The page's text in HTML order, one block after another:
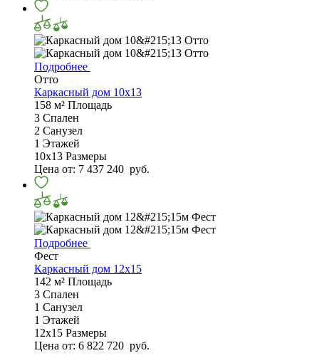
Подробнее
Отто
Каркасный дом 10х13
158 м² Площадь
3 Спален
2 Санузел
1 Этажей
10х13 Размеры
Цена от: 7 437 240 руб.
Подробнее
Фест
Каркасный дом 12х15
142 м² Площадь
3 Спален
1 Санузел
1 Этажей
12х15 Размеры
Цена от: 6 822 720 руб.